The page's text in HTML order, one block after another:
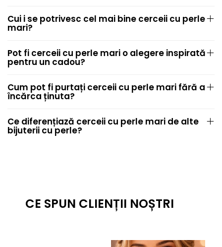
Cui i se potrivesc cel mai bine cerceii cu perle
mari?
Pot fi cerceii cu perle mari o alegere inspirată
pentru un cadou?
Cum pot fi purtați cerceii cu perle mari fără a
încărca ținuta?
Ce diferențiază cerceii cu perle mari de alte
bijuterii cu perle?
CE SPUN CLIENȚII NOȘTRI